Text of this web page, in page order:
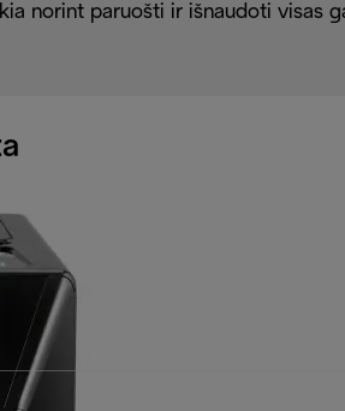
norint paruošti ir išnaudoti visas